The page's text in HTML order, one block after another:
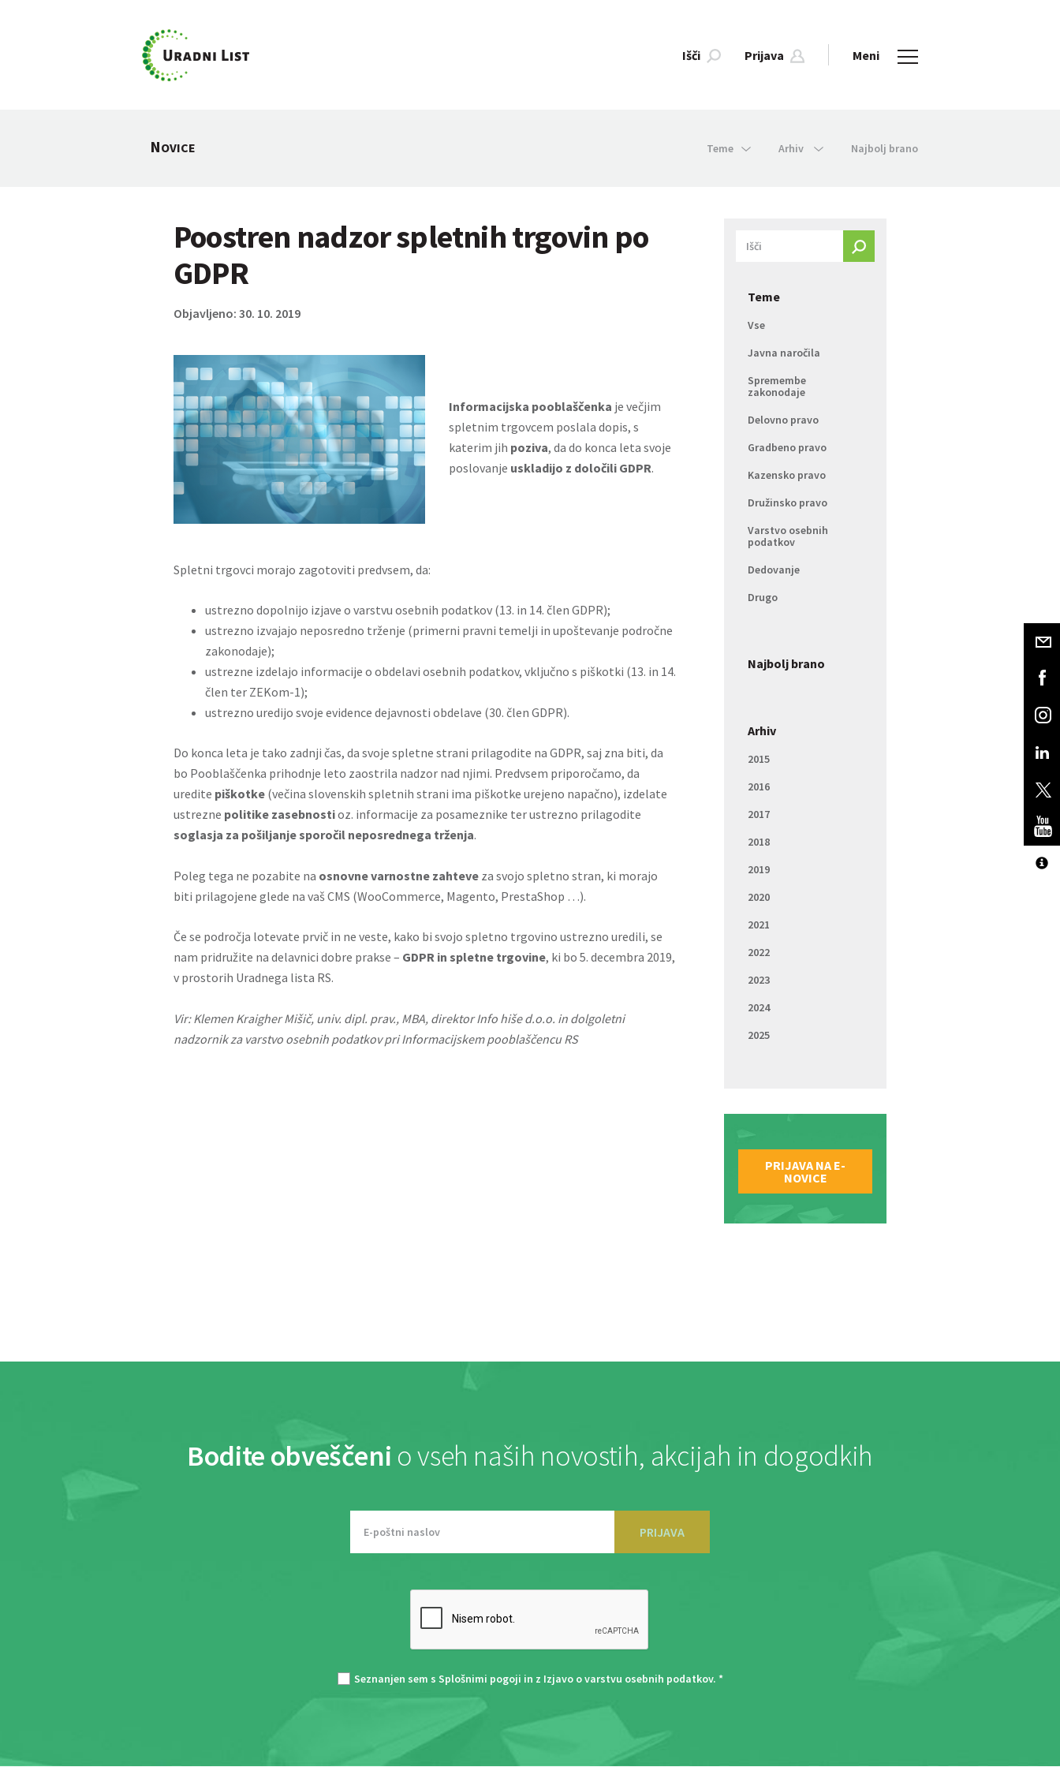
Išči Prijava Meni
NOVICE Teme Arhiv Najbolj brano
Poostren nadzor spletnih trgovin po
GDPR
Objavljeno: 30. 10. 2019
Informacijska pooblaščenka je večjim
spletnim trgovcem poslala dopis, s
katerim jih poziva, da do konca leta svoje
poslovanje uskladijo z določili GDPR.
Spletni trgovci morajo zagotoviti predvsem, da:
ustrezno dopolnijo izjave o varstvu osebnih podatkov (13. in 14. člen GDPR);
ustrezno izvajajo neposredno trženje (primerni pravni temelji in upoštevanje področne
zakonodaje);
ustrezne izdelajo informacije o obdelavi osebnih podatkov, vključno s piškotki (13. in 14.
člen ter ZEKom-1);
ustrezno uredijo svoje evidence dejavnosti obdelave (30. člen GDPR).
Do konca leta je tako zadnji čas, da svoje spletne strani prilagodite na GDPR, saj zna biti, da
bo Pooblaščenka prihodnje leto zaostrila nadzor nad njimi. Predvsem priporočamo, da
uredite piškotke (večina slovenskih spletnih strani ima piškotke urejeno napačno), izdelate
ustrezne politike zasebnostioz. informacije za posameznike ter ustrezno prilagodite
soglasja za pošiljanje sporočil neposrednega trženja.
Poleg tega ne pozabite na osnovne varnostne zahteve za svojo spletno stran, ki morajo
biti prilagojene glede na vaš CMS (WooCommerce, Magento, PrestaShop …).
Če se področja lotevate prvič in ne veste, kako bi svojo spletno trgovino ustrezno uredili, se
nam pridružite na delavnici dobre prakse – GDPR in spletne trgovine, ki bo 5. decembra 2019,
v prostorih Uradnega lista RS.
Vir: Klemen Kraigher Mišič, univ. dipl. prav., MBA, direktor Info hiše d.o.o. in dolgoletni
nadzornik za varstvo osebnih podatkov pri Informacijskem pooblaščencu RS
Teme
Vse
Javna naročila
Spremembe
zakonodaje
Delovno pravo
Gradbeno pravo
Kazensko pravo
Družinsko pravo
Varstvo osebnih
podatkov
Dedovanje
Drugo
Najbolj brano
Arhiv
2015
2016
2017
2018
2019
2020
2021
2022
2023
2024
2025
PRIJAVA NA E-
NOVICE
Bodite obveščeni o vseh naših novostih, akcijah in dogodkih
PRIJAVA
Seznanjen sem s Splošnimi pogoji in z Izjavo o varstvu osebnih podatkov. *